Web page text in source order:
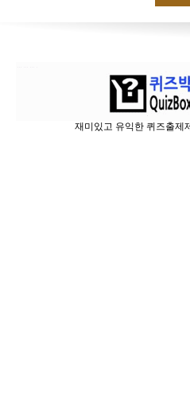
재미있고 유익한 퀴즈출제